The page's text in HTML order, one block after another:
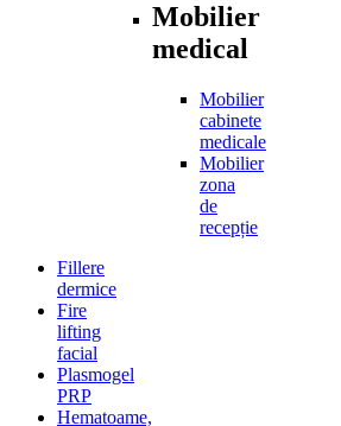
Mobilier
medical
Mobilier
cabinete
medicale
Mobilier
zona
de
recepție
Fillere
dermice
Fire
lifting
facial
Plasmogel
PRP
Hematoame,